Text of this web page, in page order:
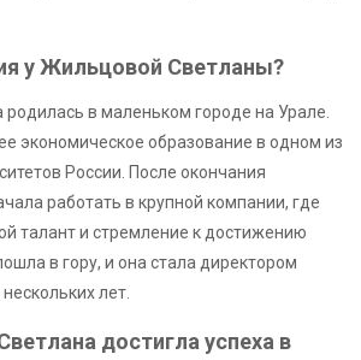
у Жильцовой Светланы?
в маленьком городе на Урале.
экономическое образование в одном из
России. После окончания
работать в крупной компании, где
талант и стремление к достижению
в гору, и она стала директором
лет.
достигла успеха в